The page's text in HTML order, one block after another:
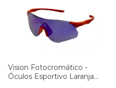
Vision Fotocromático -
Óculos Esportivo Laranja